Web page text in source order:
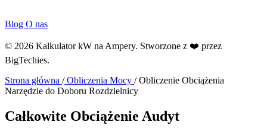
Blog O nas
© 2026 Kalkulator kW na Ampery. Stworzone z ❤️ przez
BigTechies.
Strona główna /Obliczenia Mocy /Obliczenie Obciążenia
Narzędzie do Doboru Rozdzielnicy
Całkowite Obciążenie Audyt